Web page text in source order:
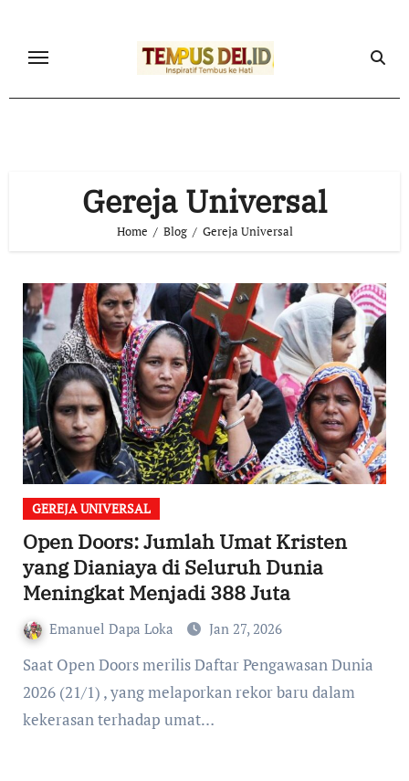
content
Gereja Universal
Home Blog Gereja Universal
GEREJA UNIVERSAL
Open Doors: Jumlah Umat Kristen
yang Dianiaya di Seluruh Dunia
Meningkat Menjadi 388 Juta
Emanuel Dapa Loka Jan 27, 2026
Saat Open Doors merilis Daftar Pengawasan Dunia
2026 (21/1) , yang melaporkan rekor baru dalam
kekerasan terhadap umat…